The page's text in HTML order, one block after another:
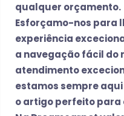
qualquer orçamento.
Esforçamo-nos para
experiência
a navegação fácil do
atendimento
estamos sempre
o artigo perfeito para